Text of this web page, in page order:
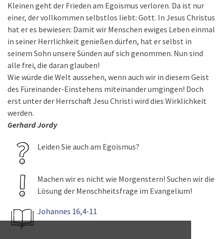
Kleinen geht der Frieden am Egoismus verloren. Da ist nur
einer, der vollkommen selbstlos liebt: Gott. In Jesus Christus
hat er es bewiesen: Damit wir Menschen ewiges Leben einmal
in seiner Herrlichkeit genießen dürfen, hat er selbst in
seinem Sohn unsere Sünden auf sich genommen. Nun sind
alle frei, die daran glauben!
Wie würde die Welt aussehen, wenn auch wir in diesem Geist
des Füreinander-Einstehens miteinander umgingen! Doch
erst unter der Herrschaft Jesu Christi wird dies Wirklichkeit
werden.
Gerhard Jordy
Leiden Sie auch am Egoismus?
Machen wir es nicht wie Morgenstern! Suchen wir die
Lösung der Menschheitsfrage im Evangelium!
Johannes 16,4-11